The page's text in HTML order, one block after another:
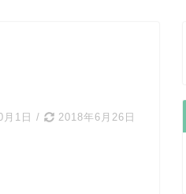
1日 / 2018年6月26日